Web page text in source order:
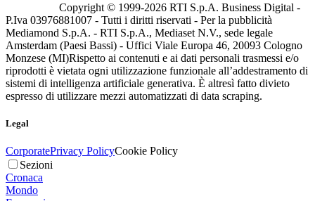
Copyright © 1999-2026 RTI S.p.A. Business Digital -
P.Iva 03976881007 - Tutti i diritti riservati - Per la pubblicità
Mediamond S.p.A. - RTI S.p.A., Mediaset N.V., sede legale
Amsterdam (Paesi Bassi) - Uffici Viale Europa 46, 20093 Cologno
Monzese (MI)Rispetto ai contenuti e ai dati personali trasmessi e/o
riprodotti è vietata ogni utilizzazione funzionale all’addestramento di
sistemi di intelligenza artificiale generativa. È altresì fatto divieto
espresso di utilizzare mezzi automatizzati di data scraping.
Legal
CorporatePrivacy PolicyCookie Policy
Sezioni
Cronaca
Mondo